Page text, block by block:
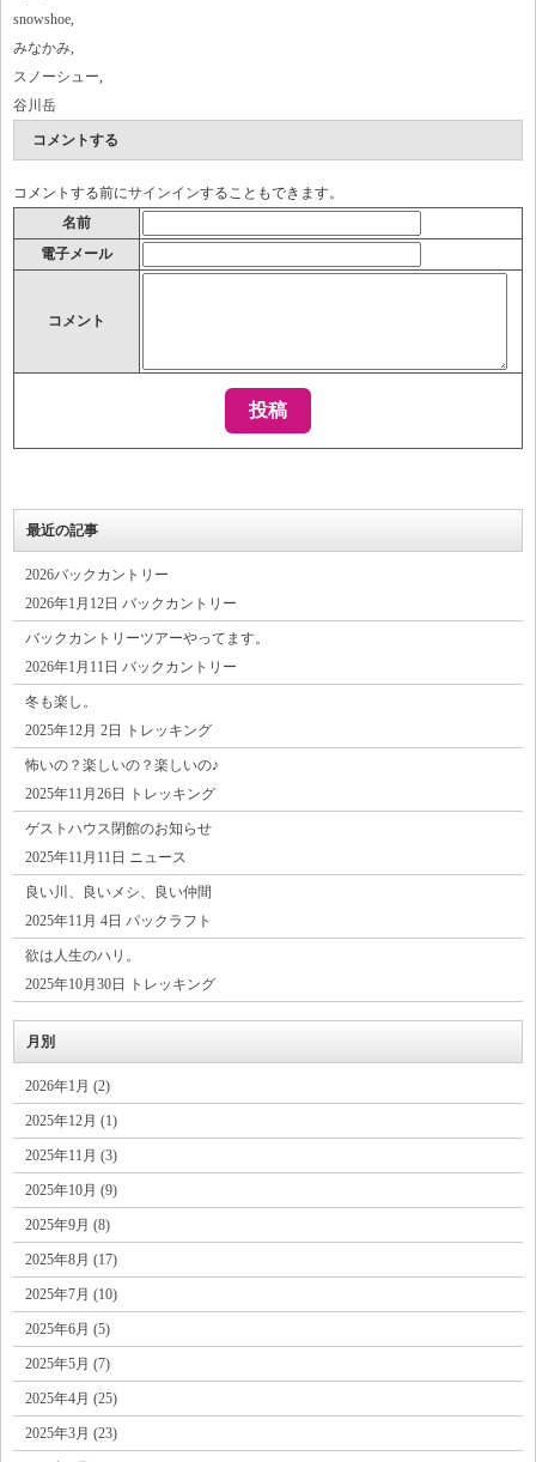
snowshoe
みなかみ
スノーシュー
谷川岳
コメントする
コメントする前にサインインすることもできます。
名前
電子メール
コメント
最近の記事
2026バックカントリー
2026年1月12日 バックカントリー
バックカントリーツアーやってます。
2026年1月11日 バックカントリー
冬も楽し。
2025年12月 2日 トレッキング
怖いの？楽しいの？楽しいの♪
2025年11月26日 トレッキング
ゲストハウス閉館のお知らせ
2025年11月11日 ニュース
良い川、良いメシ、良い仲間
2025年11月 4日 パックラフト
欲は人生のハリ。
2025年10月30日 トレッキング
月別
2026年1月 (2)
2025年12月 (1)
2025年11月 (3)
2025年10月 (9)
2025年9月 (8)
2025年8月 (17)
2025年7月 (10)
2025年6月 (5)
2025年5月 (7)
2025年4月 (25)
2025年3月 (23)